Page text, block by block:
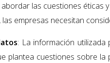
las cuestiones éticas
empresas necesitan
: La información
plantea cuestiones sobre la